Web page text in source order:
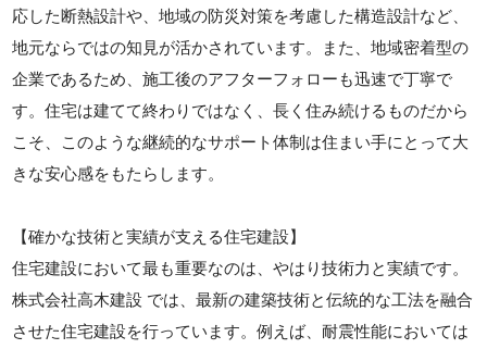
応した断熱設計や、地域の防災対策を考慮した構造設計など、
地元ならではの知見が活かされています。また、地域密着型の
企業であるため、施工後のアフターフォローも迅速で丁寧で
す。住宅は建てて終わりではなく、長く住み続けるものだから
こそ、このような継続的なサポート体制は住まい手にとって大
きな安心感をもたらします。
【確かな技術と実績が支える住宅建設】
住宅建設において最も重要なのは、やはり技術力と実績です。
株式会社高木建設 では、最新の建築技術と伝統的な工法を融合
させた住宅建設を行っています。例えば、耐震性能においては